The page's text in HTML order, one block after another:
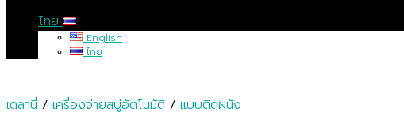
ไทย
English
ไทย
เดลานี่ / เครื่องจ่ายสบู่อัตโนมัติ / แบบติดผนัง